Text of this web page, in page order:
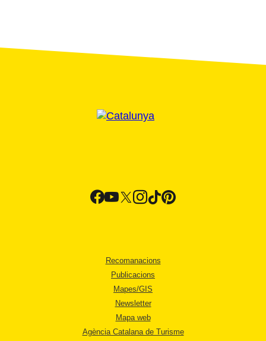
Recomanacions
Publicacions
Mapes/GIS
Newsletter
Mapa web
Agència Catalana de Turisme